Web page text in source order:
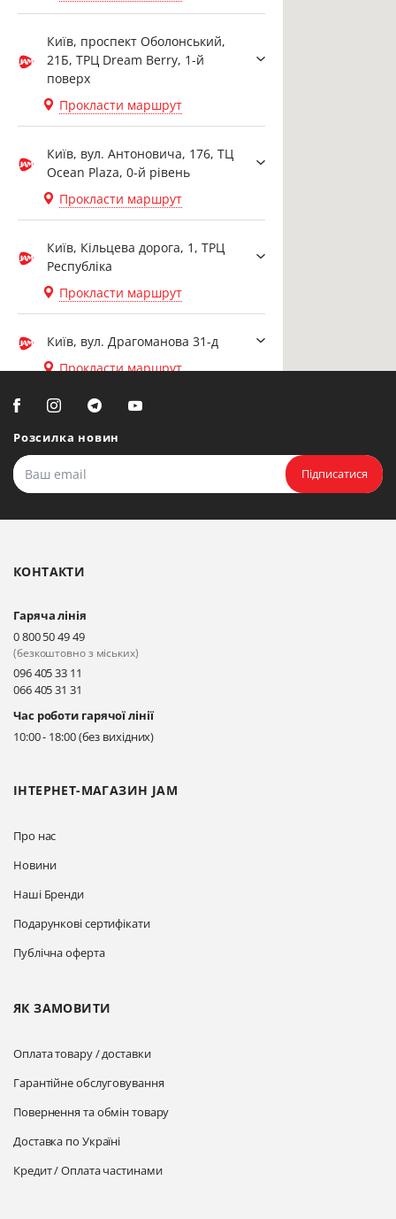
Київ, проспект Оболонський,
21Б, ТРЦ Dream Berry, 1-й
поверх
Прокласти маршрут
Київ, вул. Антоновича, 176, ТЦ
Ocean Plaza, 0-й рівень
Прокласти маршрут
Київ, Кільцева дорога, 1, ТРЦ
Республіка
Прокласти маршрут
Київ, вул. Драгоманова 31-д
Прокласти маршрут
Біла Церква, вул. Ярослава
Мудрого, 20, офіс 108
Прокласти маршрут
Київ, вул. Драгоманова 31-д
Прокласти маршрут
Київ, вул. Драгоманова 31-д
Прокласти маршрут
Розсилка новин
Підписатися
ІНТЕРНЕТ-МАГАЗИН JAM
Про нас
Новини
Наші Бренди
Подарункові сертифікати
Публічна оферта
ЯК ЗАМОВИТИ
Оплата товару / доставки
Гарантійне обслуговування
Повернення та обмін товару
Доставка по Україні
Кредит / Оплата частинами
КОНТАКТИ
Гаряча лінія
0 800 50 49 49
(безкоштовно з міських)
096 405 33 11
066 405 31 31
Час роботи гарячої лінії
10:00 - 18:00 (без вихідних)